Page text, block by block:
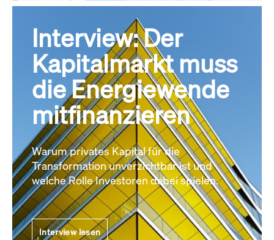
Interview: Der
Kapitalmarkt muss
die Energiewende
mitfinanzieren
Warum privates Kapital für die
Transformation unverzichtbar ist und
welche Rolle Investoren dabei spielen.
Interview lesen